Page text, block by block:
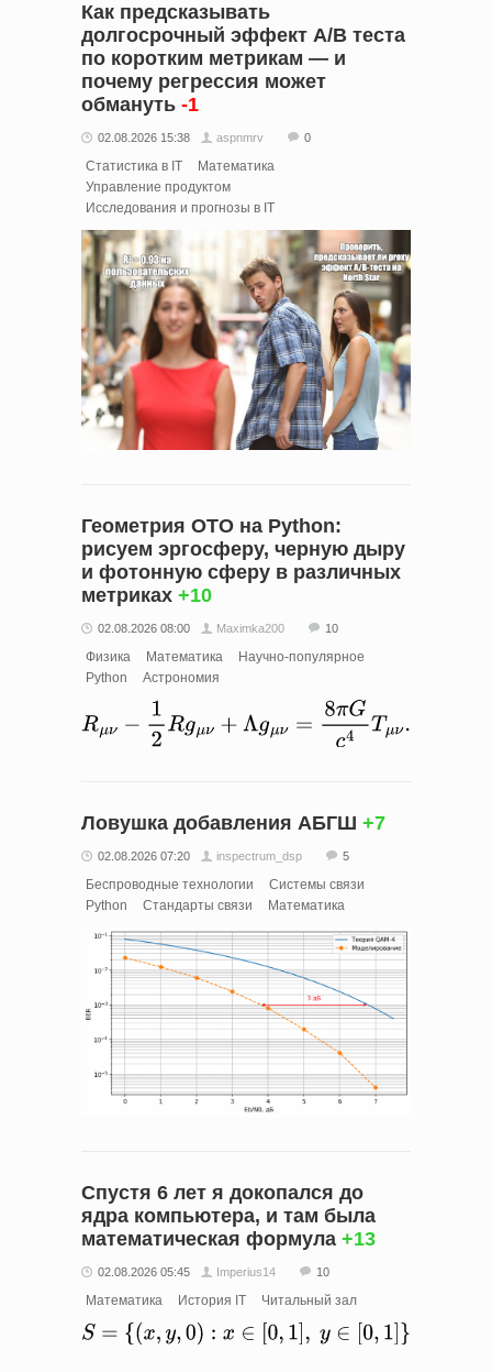
Как предсказывать
долгосрочный эффект A/B теста
по коротким метрикам — и
почему регрессия может
обмануть -1
02.08.2026 15:38 aspnmrv 0
Статистика в IT
Математика
Управление продуктом
Исследования и прогнозы в IT
Геометрия ОТО на Python:
рисуем эргосферу, черную дыру
и фотонную сферу в различных
метриках +10
02.08.2026 08:00 Maximka200 10
Физика Математика
Научно-популярное
Python
Астрономия
Ловушка добавления АБГШ +7
02.08.2026 07:20 inspectrum_dsp 5
Беспроводные технологии
Системы связи
Python
Стандарты связи Математика
Спустя 6 лет я докопался до
ядра компьютера, и там была
математическая формула +13
02.08.2026 05:45 Imperius14 10
Математика История IT Читальный зал